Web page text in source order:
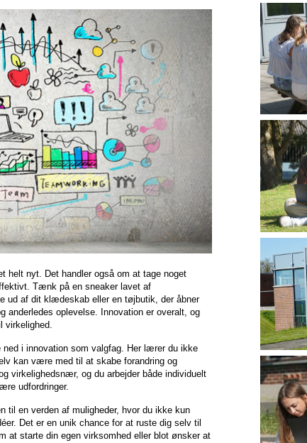
helt nyt. Det handler også om at tage noget
Tænk på en sneaker lavet af
ud af dit klædeskab eller en tøjbutik, der åbner
anderledes oplevelse. Innovation er overalt, og
virkelighed.
i innovation som valgfag. Her lærer du ikke
kan være med til at skabe forandring og
virkelighedsnær, og du arbejder både individuelt
udfordringer.
til en verden af muligheder, hvor du ikke kun
Det er en unik chance for at ruste dig selv til
at starte din egen virksomhed eller blot ønsker at